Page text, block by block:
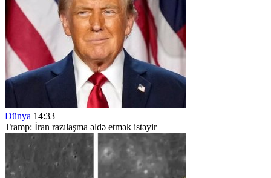
Dünya 14:33
Tramp: İran razılaşma əldə etmək istəyir